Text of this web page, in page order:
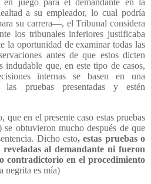
a su empleador, lo cual podría
su carrera—, el Tribunal considera
los tribunales inferiores justificaba
la oportunidad de examinar todas las
antes de que estos dicten
indudable que, en este tipo de casos,
internas se basen en una
las pruebas presentadas y estén
que en el presente caso estas pruebas
se obtuvieron mucho después de que
Dicho esto, estas pruebas o
al demandante ni fueron
contradictorio en el procedimiento
negrita es mía)